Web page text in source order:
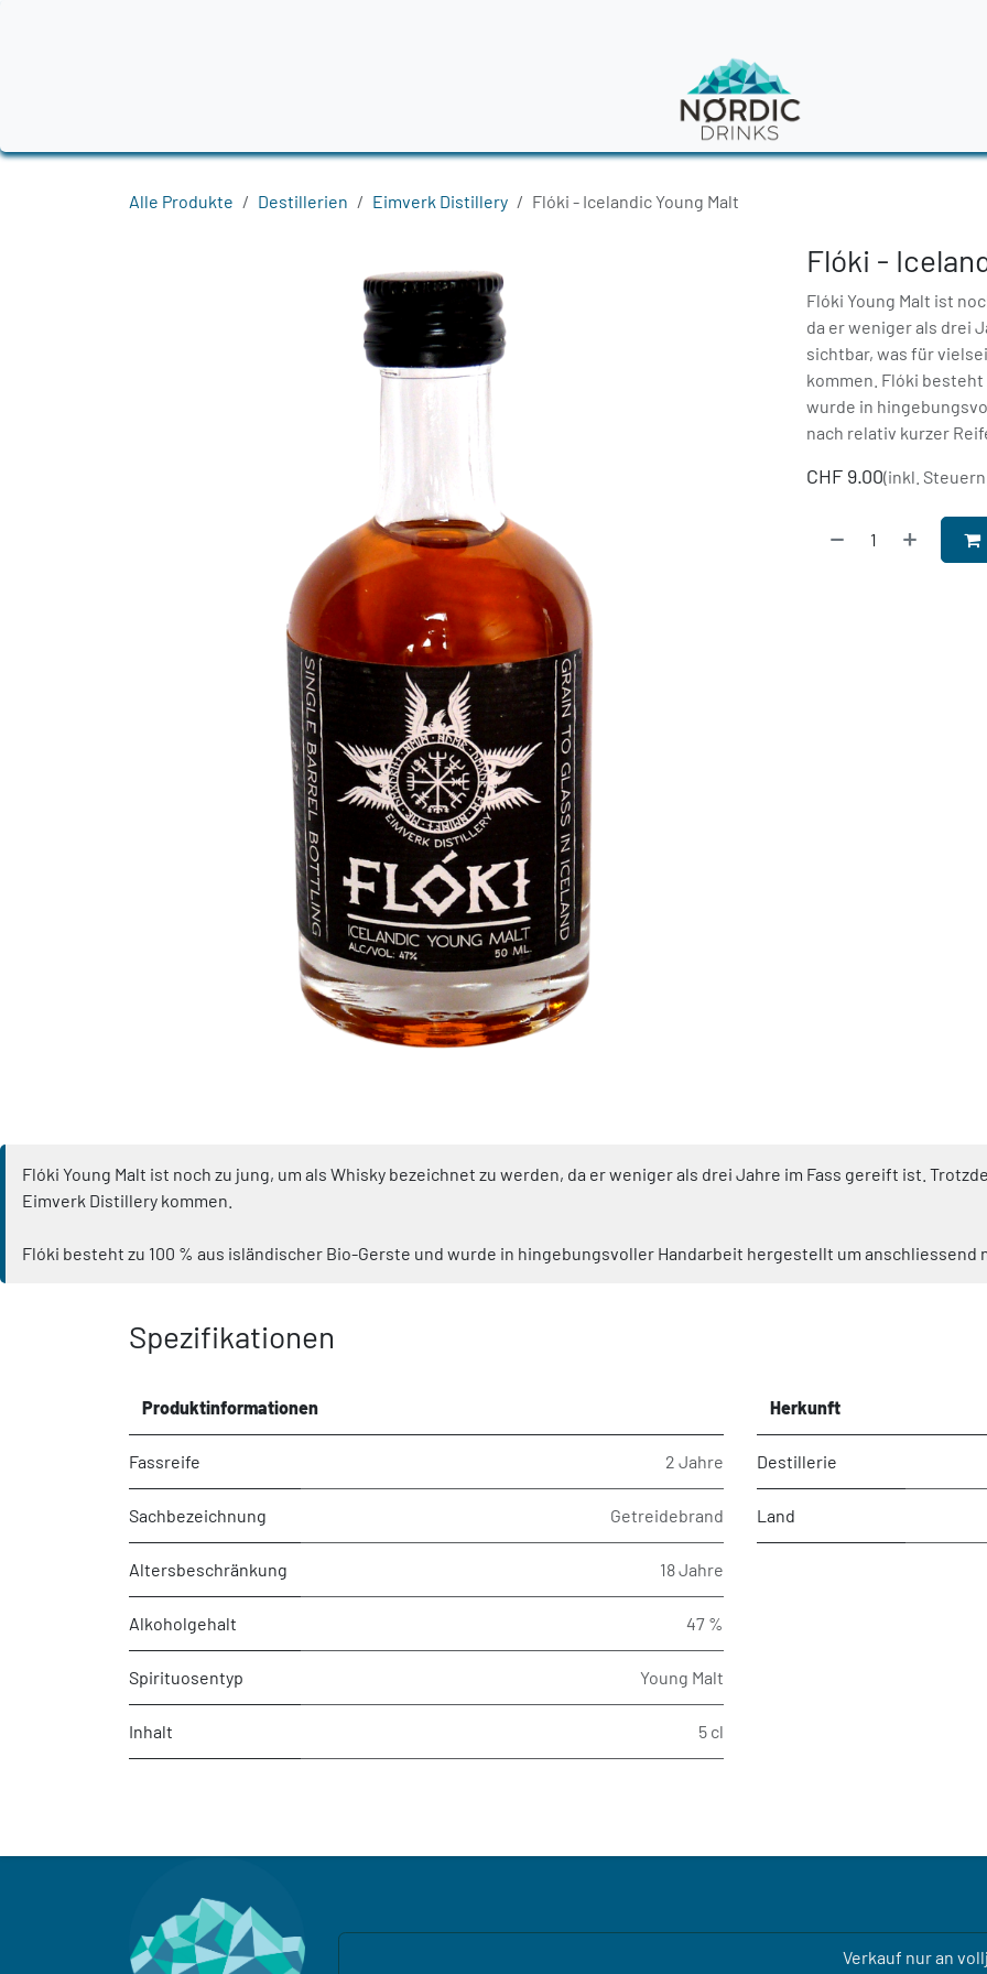
Alle Produkte Destillerien Eimverk Distillery Flóki - Icelandic Young Malt
Flóki -
Flóki Young Malt ist
da er weniger als drei
sichtbar, was für
kommen. Flóki besteht
wurde in
nach relativ kurzer
CHF 9.00(inkl.
Flóki Young Malt ist noch zu jung, um als Whisky bezeichnet zu werden, da er weniger als drei Jahre im Fass gereift ist.
Eimverk Distillery kommen.
Flóki besteht zu 100 % aus isländischer Bio-Gerste und wurde in hingebungsvoller Handarbeit hergestellt um anschliessend
Spezifikationen
Produktinformationen
Fassreife 2 Jahre
Sachbezeichnung Getreidebrand
Altersbeschränkung 18 Jahre
Alkoholgehalt 47 %
Spirituosentyp Young Malt
Inhalt 5 cl
Herkunft
Destillerie
Land
Verkauf nur an